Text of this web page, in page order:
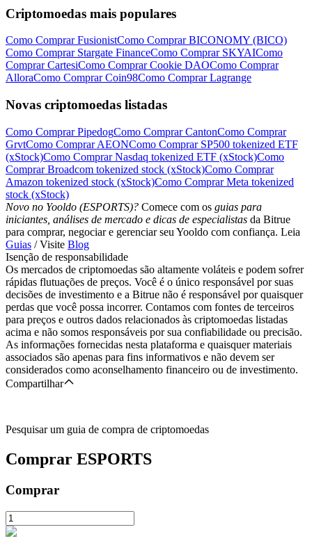
Criptomoedas mais populares
Como Comprar FusionistComo Comprar BICONOMY (BICO)
Como Comprar Stargate FinanceComo Comprar SKYAIComo
Comprar CartesiComo Comprar Cookie DAOComo Comprar
AlloraComo Comprar Coin98Como Comprar Lagrange
Novas criptomoedas listadas
Como Comprar PipedogComo Comprar CantonComo Comprar
GrvtComo Comprar AEONComo Comprar SP500 tokenized ETF
(xStock)Como Comprar Nasdaq tokenized ETF (xStock)Como
Comprar Broadcom tokenized stock (xStock)Como Comprar
Amazon tokenized stock (xStock)Como Comprar Meta tokenized
stock (xStock)
Novo no Yooldo (ESPORTS)? Comece com os guias para
iniciantes, análises de mercado e dicas de especialistas da Bitrue
para comprar, negociar e gerenciar seu Yooldo com confiança. Leia
Guias / Visite Blog
Isenção de responsabilidade
Os mercados de criptomoedas são altamente voláteis e podem sofrer
rápidas flutuações de preços. Você é o único responsável por suas
decisões de investimento e a Bitrue não é responsável por quaisquer
perdas que você possa incorrer. Contamos com fontes de terceiros
para preços e outros dados relacionados às criptomoedas listadas
acima e não somos responsáveis por sua confiabilidade ou precisão.
As informações fornecidas nesta plataforma e quaisquer materiais
associados são apenas para fins informativos e não devem ser
considerados como aconselhamento financeiro ou de investimento.
Compartilhar
Pesquisar um guia de compra de criptomoedas
Comprar ESPORTS
Comprar